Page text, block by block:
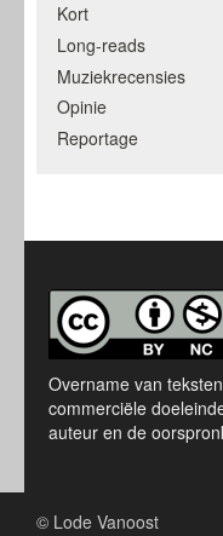
Kort
Long-reads
Muziekrecensies
Opinie
Reportage
Overname van
commerciële
auteur en de
© Lode Vanoost